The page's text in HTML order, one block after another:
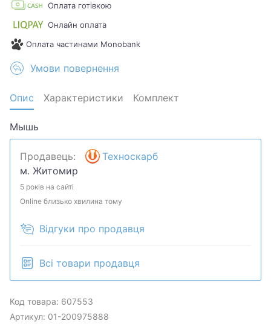
Оплата готівкою
Онлайн оплата
Оплата частинами Monobank
Умови повернення
Опис Характеристики Комплект
Мышь
Продавець:
Техноскарб
м. Житомир
5 років на сайті
Online близько хвилина тому
Відгуки про продавця
Всі товари продавця
Код товара: 607553
Артикул: 01-200975888